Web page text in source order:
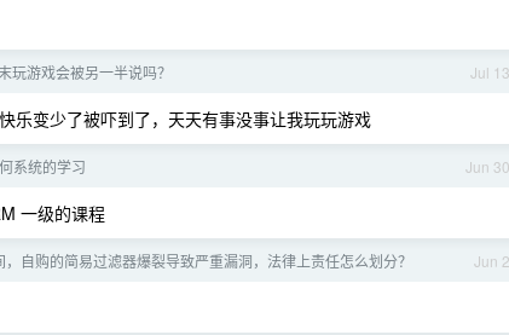
Jul 13
玩游戏会被另一半说吗？
乐变少了被吓到了，天天有事没事让我玩玩游戏
Jun 30
系统的学习
一级的课程
Jun 2
自购的简易过滤器爆裂导致严重漏洞，法律上责任怎么划分？